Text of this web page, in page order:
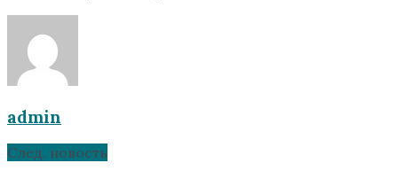
admin
След. новость